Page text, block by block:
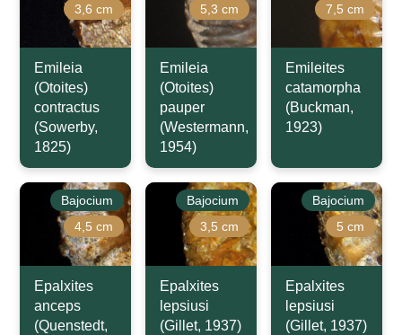
3,6 cm
Emileia
(Otoites)
contractus
(Sowerby,
1825)
5,3 cm
Emileia
(Otoites)
pauper
(Westermann,
1954)
7,5 cm
Emileites
catamorpha
(Buckman,
1923)
Bajocium
4,5 cm
Epalxites
anceps
(Quenstedt,
Bajocium
3,5 cm
Epalxites
lepsiusi
(Gillet, 1937)
Bajocium
5 cm
Epalxites
lepsiusi
(Gillet, 1937)